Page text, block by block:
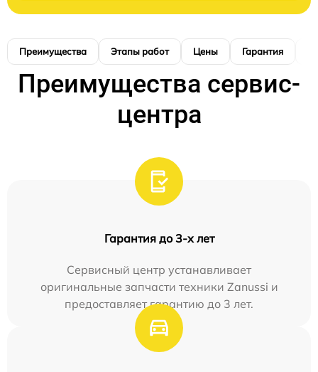
Преимущества Этапы работ Цены Гарантия
Преимущества сервис-
центра
Гарантия до 3-х лет
Сервисный центр устанавливает
оригинальные запчасти техники Zanussi и
предоставляет гарантию до 3 лет.